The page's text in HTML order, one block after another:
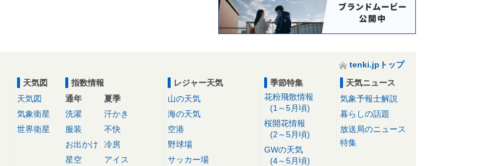
tenki.jpトップ
天気図
天気図
気象衛星
世界衛星
指数情報
通年
洗濯
服装
お出かけ
星空
夏季
汗かき
不快
冷房
アイス
レジャー天気
山の天気
海の天気
空港
野球場
サッカー場
季節特集
花粉飛散情報
(1～5月頃)
桜開花情報
(2～5月頃)
GWの天気
(4～5月頃)
天気ニュース
気象予報士解説
暮らしの話題
放送局のニュース
特集